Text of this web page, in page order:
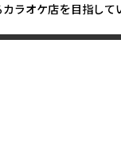
ラオケ店を目指して